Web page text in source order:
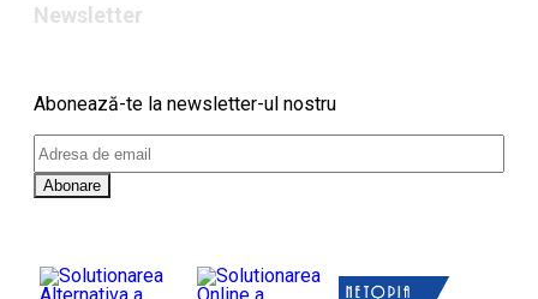
Newsletter
Abonează-te la newsletter-ul nostru